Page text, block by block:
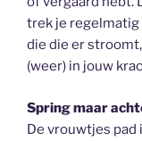
trek je regelmatig
die die er
(weer) in jouw
Spring maar
De vrouwtjes pad